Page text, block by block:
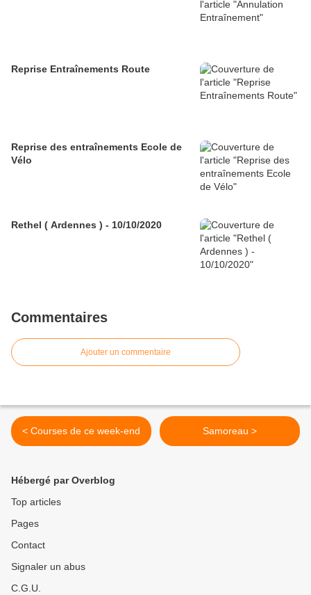
Reprise Entraînements Route
Reprise des entraînements Ecole de
Vélo
Rethel ( Ardennes ) - 10/10/2020
Commentaires
Ajouter un commentaire
< Courses de ce week-end Samoreau >
Hébergé par Overblog
Top articles
Pages
Contact
Signaler un abus
C.G.U.